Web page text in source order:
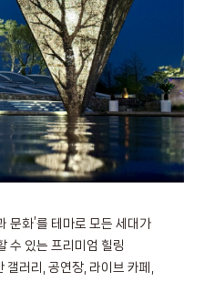
문화’를 테마로 모든 세대가
수 있는 프리미엄 힐링
러리, 공연장, 라이브 카페,